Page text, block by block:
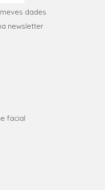
dades
newsletter
facial